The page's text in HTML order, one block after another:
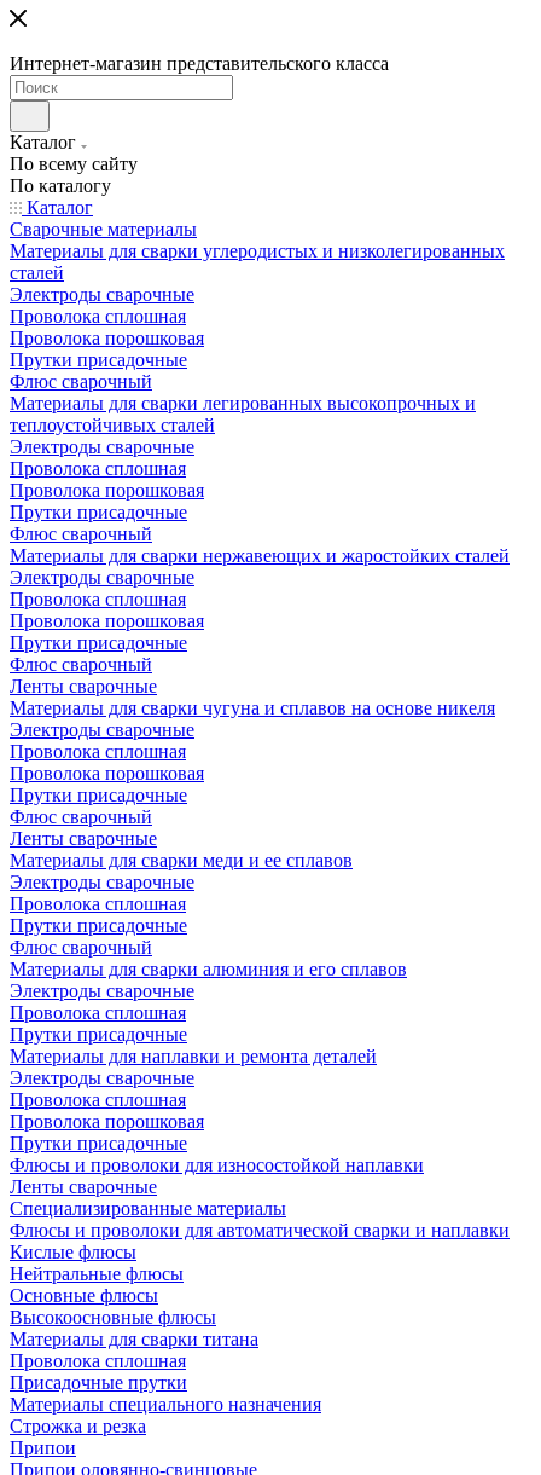
Интернет-магазин представительского класса
Каталог
По всему сайту
По каталогу
Каталог
Сварочные материалы
Материалы для сварки углеродистых и низколегированных
сталей
Электроды сварочные
Проволока сплошная
Проволока порошковая
Прутки присадочные
Флюс сварочный
Материалы для сварки легированных высокопрочных и
теплоустойчивых сталей
Электроды сварочные
Проволока сплошная
Проволока порошковая
Прутки присадочные
Флюс сварочный
Материалы для сварки нержавеющих и жаростойких сталей
Электроды сварочные
Проволока сплошная
Проволока порошковая
Прутки присадочные
Флюс сварочный
Ленты сварочные
Материалы для сварки чугуна и сплавов на основе никеля
Электроды сварочные
Проволока сплошная
Проволока порошковая
Прутки присадочные
Флюс сварочный
Ленты сварочные
Материалы для сварки меди и ее сплавов
Электроды сварочные
Проволока сплошная
Прутки присадочные
Флюс сварочный
Материалы для сварки алюминия и его сплавов
Электроды сварочные
Проволока сплошная
Прутки присадочные
Материалы для наплавки и ремонта деталей
Электроды сварочные
Проволока сплошная
Проволока порошковая
Прутки присадочные
Флюсы и проволоки для износостойкой наплавки
Ленты сварочные
Специализированные материалы
Флюсы и проволоки для автоматической сварки и наплавки
Кислые флюсы
Нейтральные флюсы
Основные флюсы
Высокоосновные флюсы
Материалы для сварки титана
Проволока сплошная
Присадочные прутки
Материалы специального назначения
Строжка и резка
Припои
Припои оловянно-свинцовые